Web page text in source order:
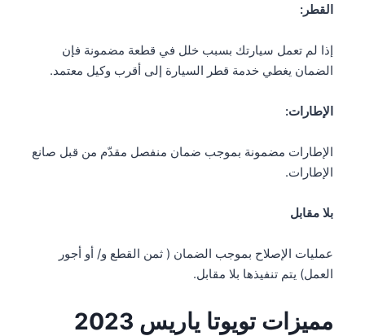
القطر :
إذا لم تعمل سيارتك بسبب خلل في قطعة مضمونة فإن
الضمان يغطي خدمة قطر السيارة إلى أقرب وكيل معتمد.
الإطارات:
الإطارات مضمونة بموجب ضمان منفصل مقدّم من قبل صانع
الإطارات.
بلا مقابل
عمليات الإصلاح بموجب الضمان ( ثمن القطع و/ أو أجور
العمل) يتم تنفيذها بلا مقابل.
مميزات تويوتا ياريس 2023